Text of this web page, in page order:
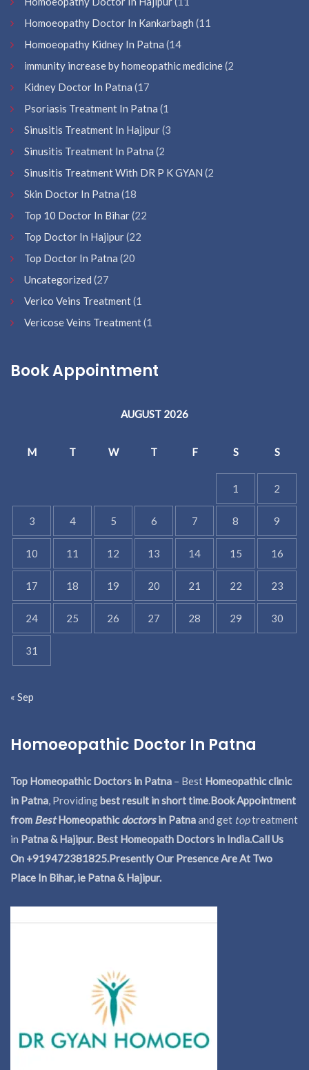
Homoeopathy Doctor In Kankarbagh (11
Homoeopathy Kidney In Patna (14
immunity increase by homeopathic medicine(2
Kidney Doctor In Patna (17
Psoriasis Treatment In Patna (1
Sinusitis Treatment In Hajipur(3
Sinusitis Treatment In Patna (2
Sinusitis Treatment With DR P K GYAN (2
Skin Doctor In Patna (18
Top 10 Doctor In Bihar(22
Top Doctor In Hajipur(22
Top Doctor In Patna (20
Uncategorized (27
Verico Veins Treatment(1
Vericose Veins Treatment(1
Book Appointment
AUGUST 2026
M T W T F S S
1 2
3 4 5 6 7 8 9
10 11 12 13 14 15 16
17 18 19 20 21 22 23
24 25 26 27 28 29 30
31
« Sep
Homoeopathic Doctor In Patna
Top Homeopathic Doctors in Patna – Best Homeopathic clinic
in Patna, Providingbest result in short time.Book Appointment
from BestHomeopathicdoctorsin Patnaand get toptreatment
in Patna & Hajipur. Best Homeopath Doctors in India.Call Us
On +919472381825.Presently Our Presence Are At Two
Place In Bihar, ie Patna & Hajipur.